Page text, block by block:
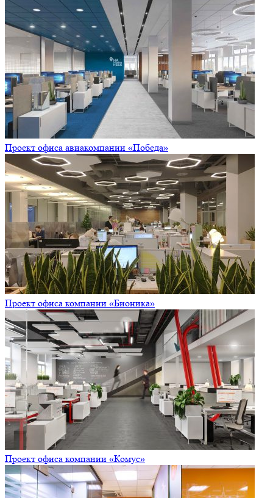
Проект офиса авиакомпании «Победа»
Проект офиса компании «Бионика»
Проект офиса компании «Комус»